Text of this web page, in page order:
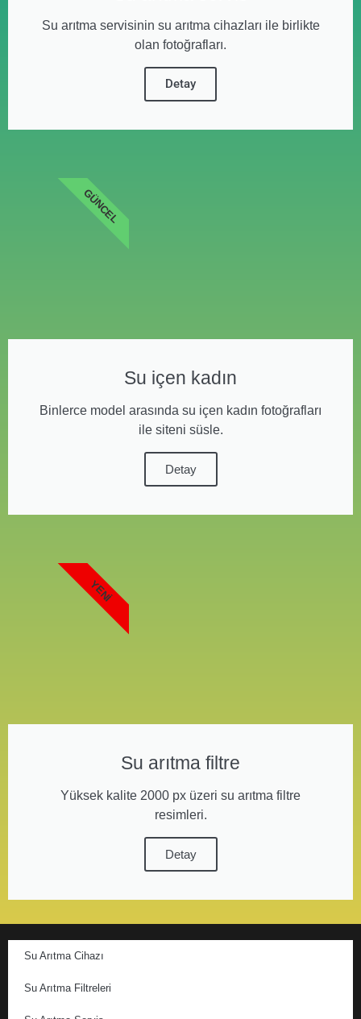
Su arıtma servisinin su arıtma cihazları ile birlikte
olan fotoğrafları.
Detay
Su içen kadın
Binlerce model arasında su içen kadın fotoğrafları
ile siteni süsle.
Detay
GÜNCEL
Su arıtma filtre
Yüksek kalite 2000 px üzeri su arıtma filtre
resimleri.
Detay
YENI
Su Arıtma Cihazı
Su Arıtma Filtreleri